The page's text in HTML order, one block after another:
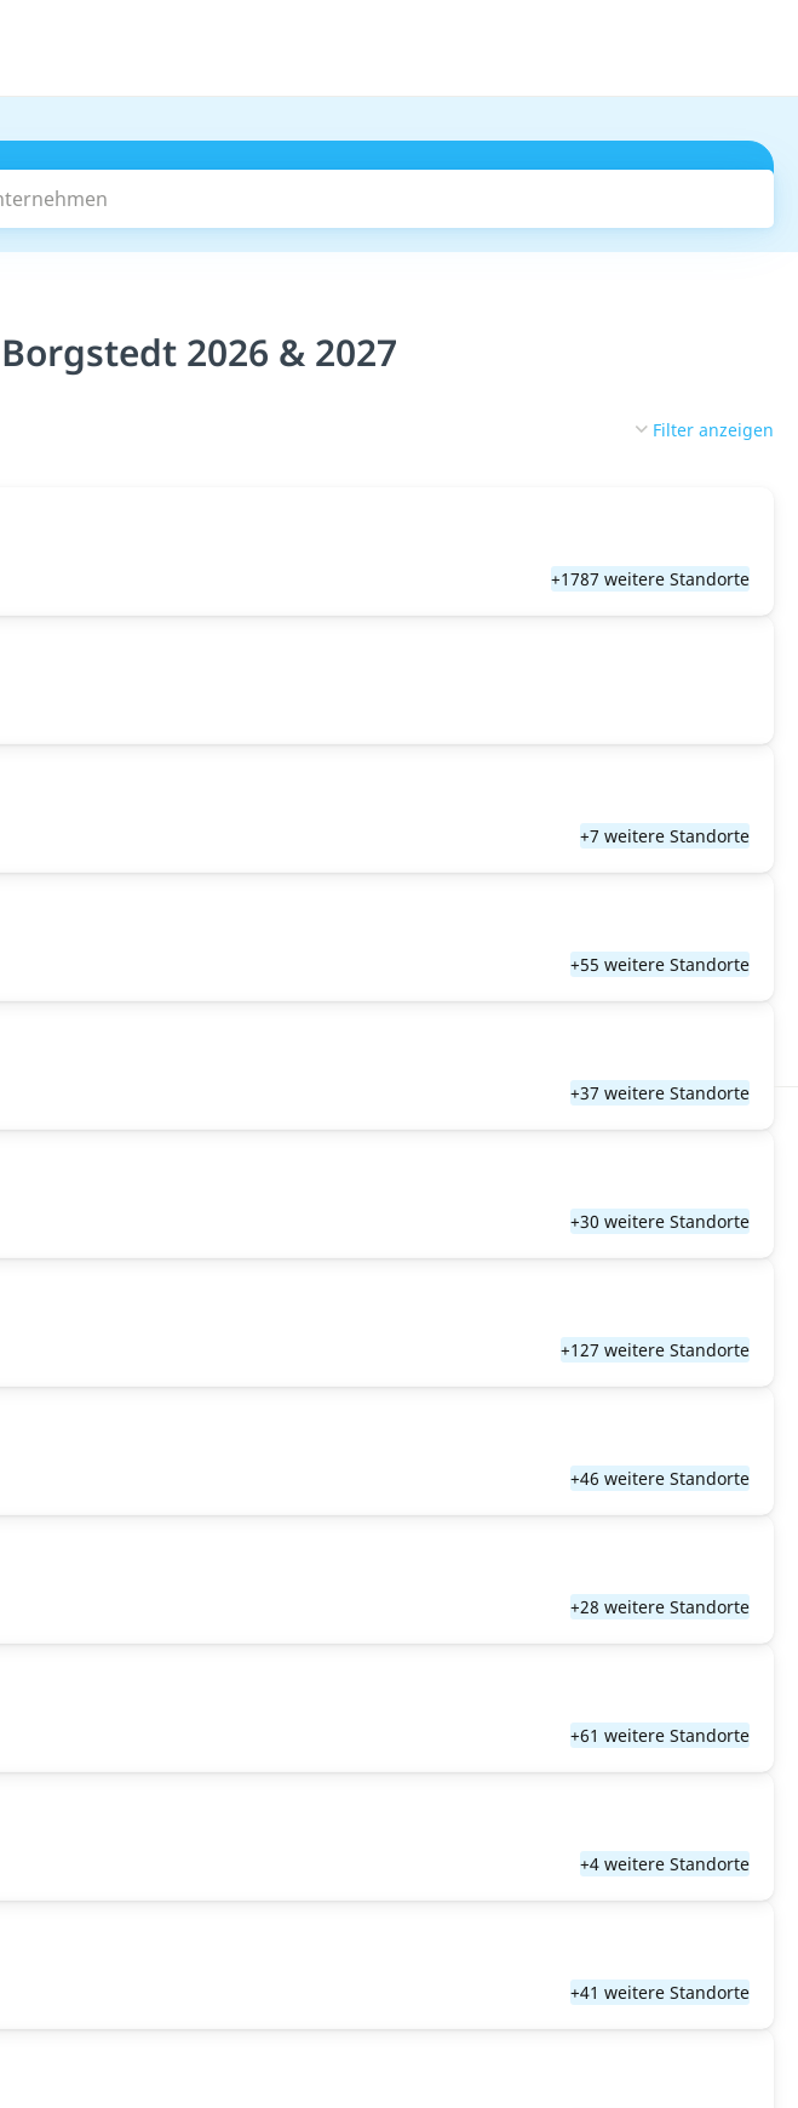
2026 & 2027
Filter anzeigen
+1787 weitere Standorte
+7 weitere Standorte
+55 weitere Standorte
+37 weitere Standorte
+30 weitere Standorte
+127 weitere Standorte
+46 weitere Standorte
+28 weitere Standorte
+61 weitere Standorte
+4 weitere Standorte
+41 weitere Standorte